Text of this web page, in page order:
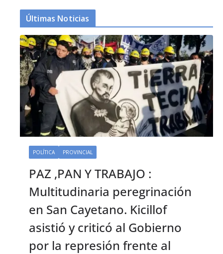
Últimas Noticias
POLÍTICA PROVINCIAL
PAZ ,PAN Y TRABAJO :
Multitudinaria peregrinación
en San Cayetano. Kicillof
asistió y criticó al Gobierno
por la represión frente al